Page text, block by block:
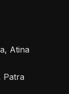
Atina
Patra